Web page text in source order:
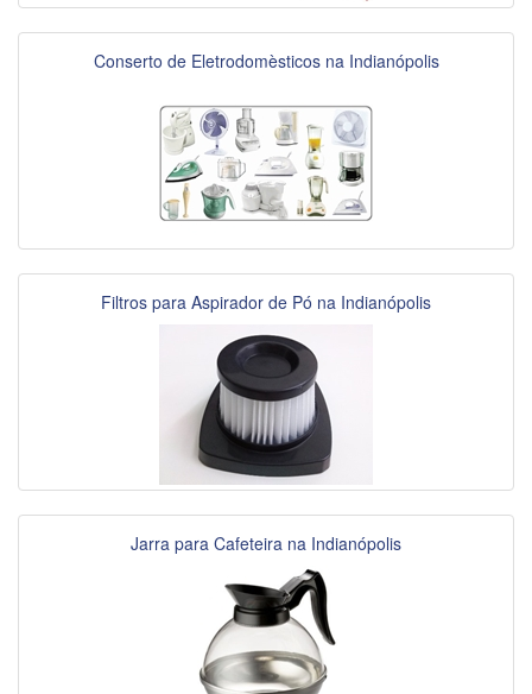
Conserto de Eletrodomèsticos na Indianópolis
Filtros para Aspirador de Pó na Indianópolis
Jarra para Cafeteira na Indianópolis